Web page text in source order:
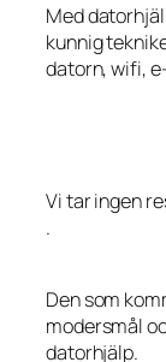
Med
kunnig
datorn, wifi,
Vi tar ingen
.
Den som
modersmål
datorhjälp.